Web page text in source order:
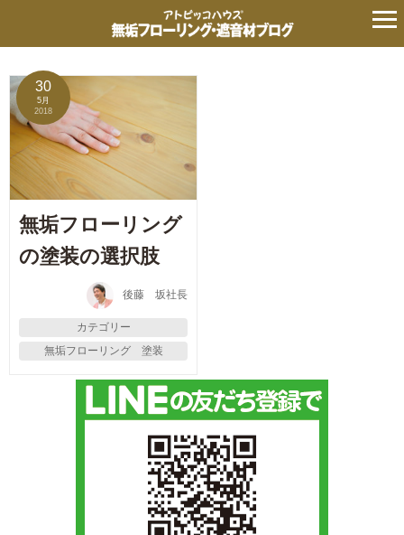
乳液状 の記事
30
5月
2018
無垢フローリング
の塗装の選択肢
後藤 坂社長
カテゴリー
無垢フローリング 塗装